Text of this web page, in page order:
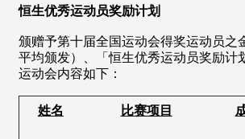
恒生优秀运动员奖励计划
颁赠予第十届全国运动会得奖运动员之
平均颁发）、「恒生优秀运动员奖励计
运动会内容如下：
姓名 比赛项目